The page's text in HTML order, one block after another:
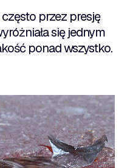
przez presję
się jednym
ponad wszystko.